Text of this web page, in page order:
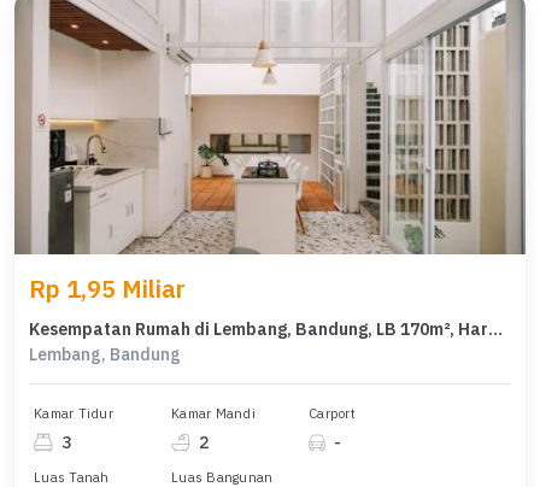
Rp 1,95 Miliar
Kesempatan Rumah di Lembang, Bandung, LB 170m², Harga 1,95 Miliar
Lembang, Bandung
Kamar Tidur
3
Kamar Mandi
2
Carport
-
Luas Tanah Luas Bangunan